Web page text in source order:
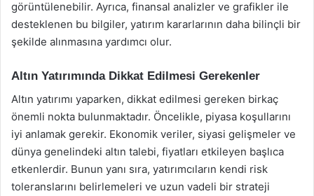
görüntülenebilir. Ayrıca, finansal analizler ve grafikler ile
desteklenen bu bilgiler, yatırım kararlarının daha bilinçli bir
şekilde alınmasına yardımcı olur.
Altın Yatırımında Dikkat Edilmesi Gerekenler
Altın yatırımı yaparken, dikkat edilmesi gereken birkaç
önemli nokta bulunmaktadır. Öncelikle, piyasa koşullarını
iyi anlamak gerekir. Ekonomik veriler, siyasi gelişmeler ve
dünya genelindeki altın talebi, fiyatları etkileyen başlıca
etkenlerdir. Bunun yanı sıra, yatırımcıların kendi risk
toleranslarını belirlemeleri ve uzun vadeli bir strateji